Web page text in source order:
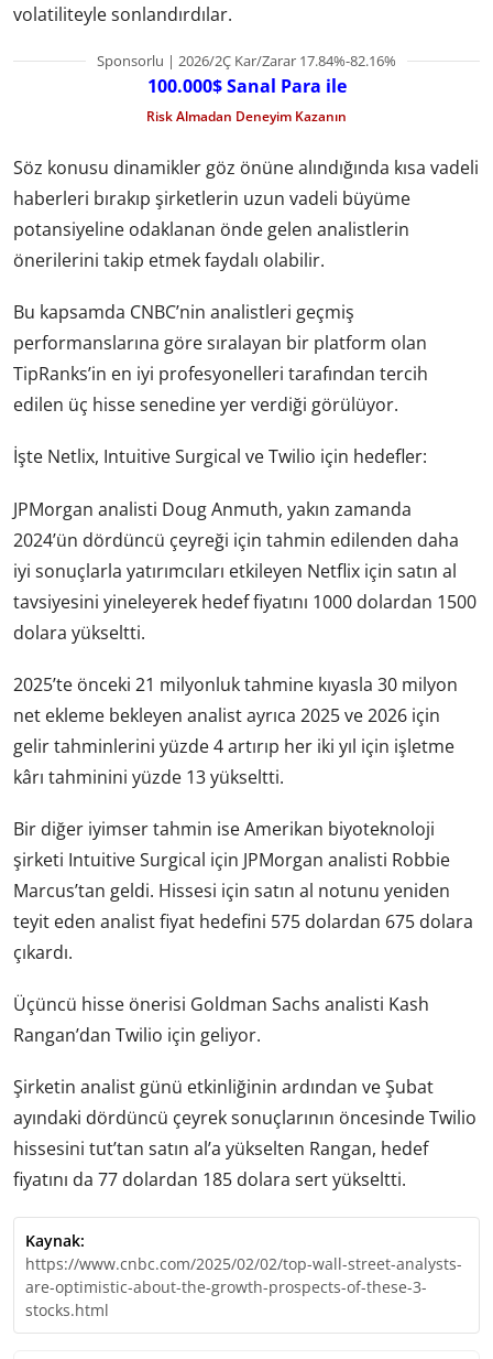
volatiliteyle sonlandırdılar.
Sponsorlu | 2026/2Ç Kar/Zarar 17.84%-82.16%
100.000$ Sanal Para ile
Risk Almadan Deneyim Kazanın
Söz konusu dinamikler göz önüne alındığında kısa vadeli
haberleri bırakıp şirketlerin uzun vadeli büyüme
potansiyeline odaklanan önde gelen analistlerin
önerilerini takip etmek faydalı olabilir.
Bu kapsamda CNBC’nin analistleri geçmiş
performanslarına göre sıralayan bir platform olan
TipRanks’in en iyi profesyonelleri tarafından tercih
edilen üç hisse senedine yer verdiği görülüyor.
İşte Netlix, Intuitive Surgical ve Twilio için hedefler:
JPMorgan analisti Doug Anmuth, yakın zamanda
2024’ün dördüncü çeyreği için tahmin edilenden daha
iyi sonuçlarla yatırımcıları etkileyen Netflix için satın al
tavsiyesini yineleyerek hedef fiyatını 1000 dolardan 1500
dolara yükseltti.
2025’te önceki 21 milyonluk tahmine kıyasla 30 milyon
net ekleme bekleyen analist ayrıca 2025 ve 2026 için
gelir tahminlerini yüzde 4 artırıp her iki yıl için işletme
kârı tahminini yüzde 13 yükseltti.
Bir diğer iyimser tahmin ise Amerikan biyoteknoloji
şirketi Intuitive Surgical için JPMorgan analisti Robbie
Marcus’tan geldi. Hissesi için satın al notunu yeniden
teyit eden analist fiyat hedefini 575 dolardan 675 dolara
çıkardı.
Üçüncü hisse önerisi Goldman Sachs analisti Kash
Rangan’dan Twilio için geliyor.
Şirketin analist günü etkinliğinin ardından ve Şubat
ayındaki dördüncü çeyrek sonuçlarının öncesinde Twilio
hissesini tut’tan satın al’a yükselten Rangan, hedef
fiyatını da 77 dolardan 185 dolara sert yükseltti.
Kaynak:
https://www.cnbc.com/2025/02/02/top-wall-street-analysts-
are-optimistic-about-the-growth-prospects-of-these-3-
stocks.html